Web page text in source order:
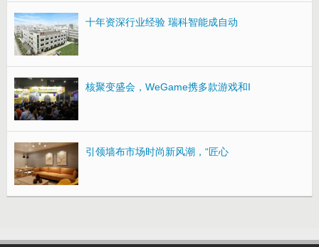
十年资深行业经验 瑞科智能成自动
核聚变盛会，WeGame携多款游戏和I
引领墙布市场时尚新风潮，“匠心